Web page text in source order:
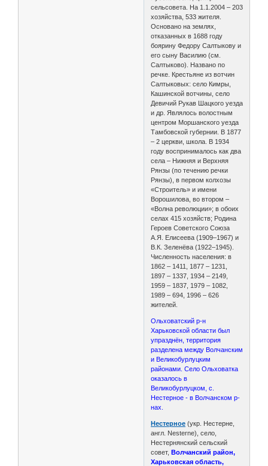
сельсовета. На 1.1.2004 – 203
хозяйства, 533 жителя.
Основано на землях,
отказанных в 1688 году
боярину Федору Салтыкову и
его сыну Василию (см.
Салтыково). Названо по
речке. Крестьяне из вотчин
Салтыковых: село Кимры,
Кашинской вотчины, село
Девичий Рукав Шацкого уезда
и др. Являлось волостным
центром Моршанского уезда
Тамбовской губернии. В 1877
– 2 церкви, школа. В 1934
году воспринималось как два
села – Нижняя и Верхняя
Рянзы (по течению речки
Рянзы), в первом колхозы
«Строитель» и имени
Ворошилова, во втором –
«Волна революции»; в обоих
селах 415 хозяйств; Родина
Героев Советского Союза
А.Я. Елисеева (1909–1967) и
В.К. Зеленёва (1922–1945).
Численность населения: в
1862 – 1411, 1877 – 1231,
1897 – 1337, 1934 – 2149,
1959 – 1837, 1979 – 1082,
1989 – 694, 1996 – 626
жителей.
Ольховатский р-н
Харьковской области был
упразднён, территория
разделена между Волчанским
и Великобурлуцким
районами. Село Ольховатка
оказалось в
Великобурлуцком, с.
Нестерное - в Волчанском р-
нах.
Нестерное (укр. Нестерне,
англ. Nesterne), село,
Нестернянский сельский
совет,Волчанский район,
Харьковская область,